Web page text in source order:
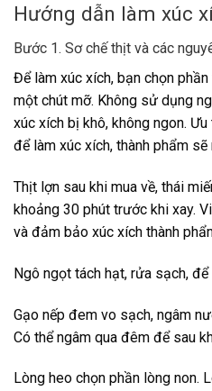
Hướng dẫn làm xúc
Bước 1. Sơ chế thịt và các
Để làm xúc xích, bạn chọn
một chút mỡ. Không sử dụng
xúc xích bị khô, không ngon.
để làm xúc xích, thành phẩm
Thịt lợn sau khi mua về, thái
khoảng 30 phút trước khi xay.
và đảm bảo xúc xích thành
Ngô ngọt tách hạt, rửa sạch, để
Gạo nếp đem vo sạch, ngâm
Có thể ngâm qua đêm để sau
Lòng heo chọn phần lòng non.